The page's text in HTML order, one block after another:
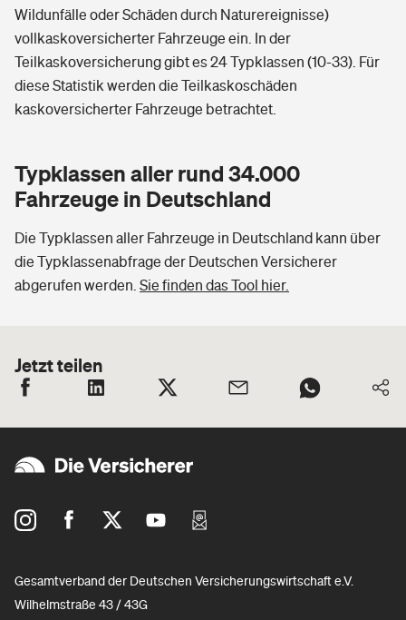
Wildunfälle oder Schäden durch Naturereignisse)
vollkaskoversicherter Fahrzeuge ein. In der
Teilkaskoversicherung gibt es 24 Typklassen (10-33). Für
diese Statistik werden die Teilkaskoschäden
kaskoversicherter Fahrzeuge betrachtet.
Typklassen aller rund 34.000
Fahrzeuge in Deutschland
Die Typklassen aller Fahrzeuge in Deutschland kann über
die Typklassenabfrage der Deutschen Versicherer
abgerufen werden. Sie finden das Tool hier.
Jetzt teilen
Gesamtverband der Deutschen Versicherungswirtschaft e.V.
Wilhelmstraße 43 / 43G